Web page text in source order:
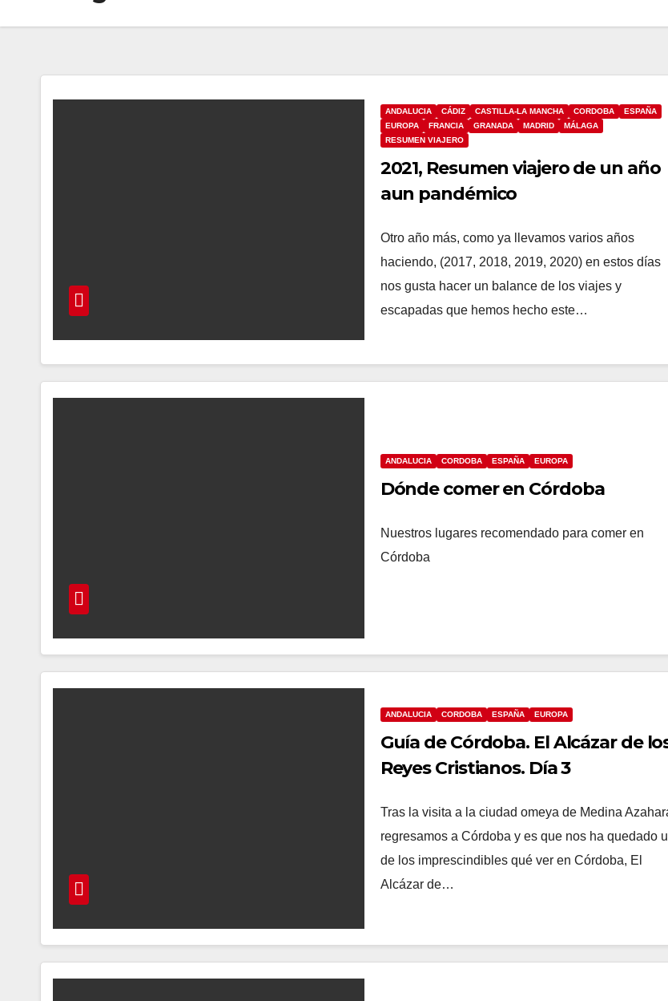
ANDALUCIA CÁDIZ CASTILLA-LA MANCHA CORDOBA
ESPAÑA
EUROPA
FRANCIA GRANADA MADRID
MÁLAGA
RESUMEN VIAJERO
2021, Resumen viajero de un año
aun pandémico
Otro año más, como ya llevamos varios años
haciendo, (2017, 2018, 2019, 2020) en estos días
nos gusta hacer un balance de los viajes y
escapadas que hemos hecho este…
ANDALUCIA CORDOBA ESPAÑA EUROPA
Dónde comer en Córdoba
Nuestros lugares recomendado para comer en
Córdoba
ANDALUCIA CORDOBA ESPAÑA EUROPA
Guía de Córdoba. El Alcázar de
Reyes Cristianos. Día 3
Tras la visita a la ciudad omeya de Medina
regresamos a Córdoba y es que nos ha quedado
de los imprescindibles qué ver en Córdoba, El
Alcázar de…